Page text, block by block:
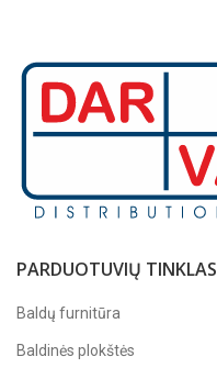
PARDUOTUVIŲ TINKLAS
Baldų furnitūra
Baldinės plokštės